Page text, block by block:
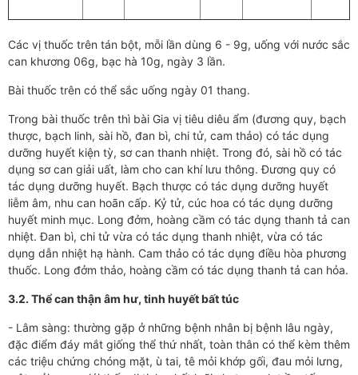
Các vị thuốc trên tán bột, mỗi lần dùng 6 - 9g, uống với nước sắc
can khương 06g, bạc hà 10g, ngày 3 lần.
Bài thuốc trên có thể sắc uống ngày 01 thang.
Trong bài thuốc trên thì bài Gia vị tiêu diêu ẩm (đương quy, bạch
thược, bạch linh, sài hồ, đan bì, chi tử, cam thảo) có tác dụng
dưỡng huyết kiện tỳ, sơ can thanh nhiệt. Trong đó, sài hồ có tác
dụng sơ can giải uất, làm cho can khí lưu thông. Đương quy có
tác dụng dưỡng huyết. Bạch thược có tác dụng dưỡng huyết
liễm âm, nhu can hoãn cấp. Kỷ tử, cúc hoa có tác dụng dưỡng
huyết minh mục. Long đởm, hoàng cầm có tác dụng thanh tả can
nhiệt. Đan bì, chi tử vừa có tác dụng thanh nhiệt, vừa có tác
dụng dẫn nhiệt hạ hành. Cam thảo có tác dụng điều hòa phương
thuốc. Long đởm thảo, hoàng cầm có tác dụng thanh tả can hỏa.
3.2. Thể can thận âm hư, tinh huyết bất túc
- Lâm sàng: thường gặp ở những bệnh nhân bị bệnh lâu ngày,
đặc điểm đáy mắt giống thể thứ nhất, toàn thân có thể kèm thêm
các triệu chứng chóng mặt, ù tai, tê mỏi khớp gối, đau mỏi lưng,